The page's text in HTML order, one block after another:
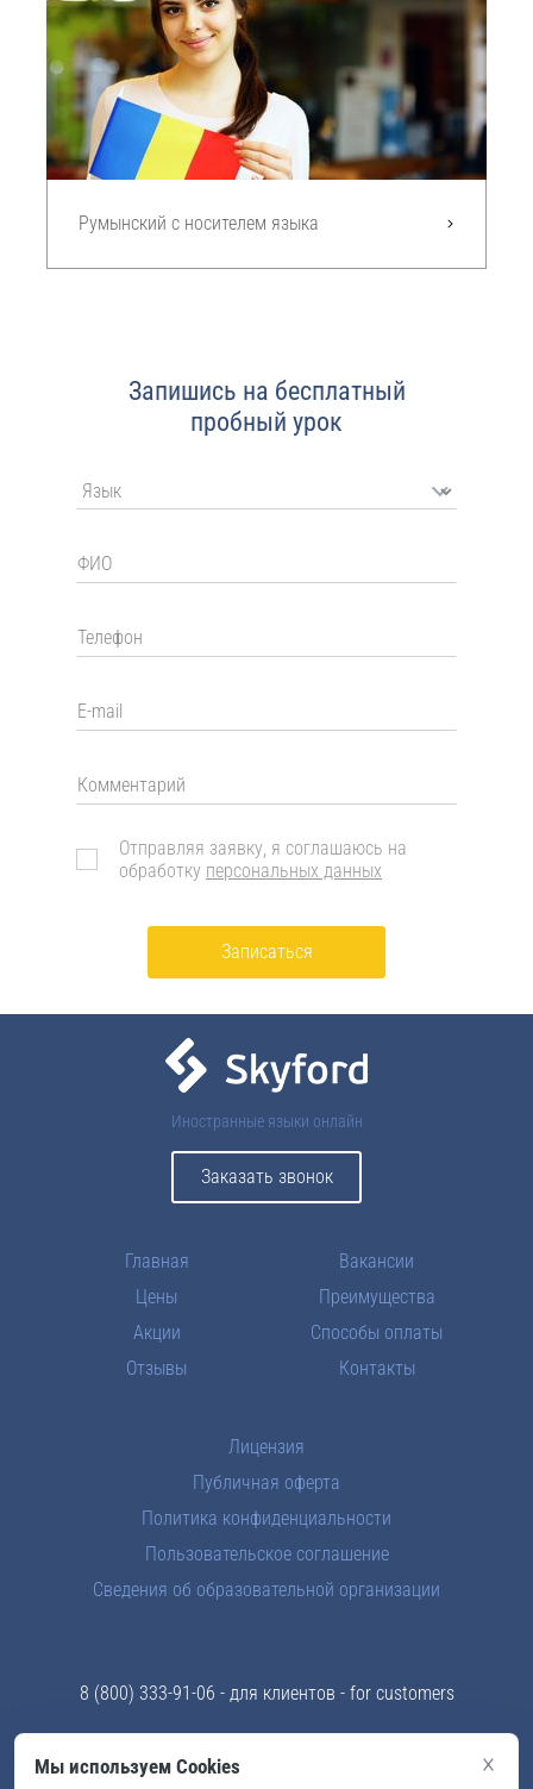
Румынский с носителем языка
Запишись на бесплатный
пробный урок
Отправляя заявку, я соглашаюсь на
обработку персональных данных
Записаться
Иностранные языки онлайн
Заказать звонок
Главная
Цены
Акции
Отзывы
Вакансии
Преимущества
Способы оплаты
Контакты
Лицензия
Публичная оферта
Политика конфиденциальности
Пользовательское соглашение
Сведения об образовательной организации
8 (800) 333-91-06 - для клиентов - for customers
×
Мы используем Cookies